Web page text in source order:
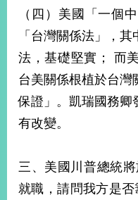
（四）美國「一個
「台灣關係法」，
法，基礎堅實； 而
台美關係根植於台灣
保證」。凱瑞國務卿
有改變。
三、美國川普總統
就職，請問我方是